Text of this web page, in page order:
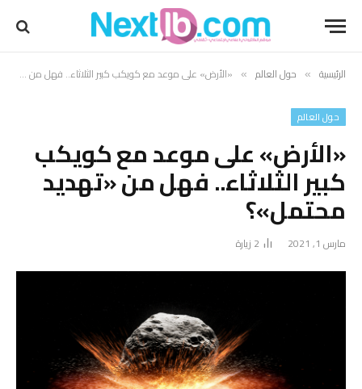
الرئيسية » حول العالم » «الأرض» على موعد مع كويكب كبير الثلاثاء.. فهل من «تهديد محتمل»؟
حول العالم
«الأرض» على موعد مع كويكب
كبير الثلاثاء.. فهل من «تهديد
محتمل»؟
مارس 1, 2021 2 زيارة